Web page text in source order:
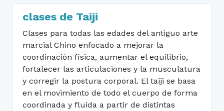
clases de Taiji
Clases para todas las edades del antiguo arte
marcial Chino enfocado a mejorar la
coordinación física, aumentar el equilibrio,
fortalecer las articulaciones y la musculatura
y corregir la postura corporal. El taiji se basa
en el movimiento de todo el cuerpo de forma
coordinada y fluida a partir de distintas